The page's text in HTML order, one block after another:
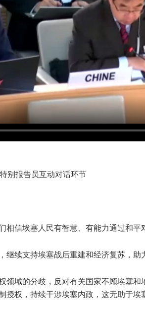
别报告员互动对话环节
信埃塞人民有智慧、有能力通过和平
续支持埃塞战后重建和经济复苏，助
领域的分歧，反对有关国家不顾埃塞
权，持续干涉埃塞内政，这无助于埃